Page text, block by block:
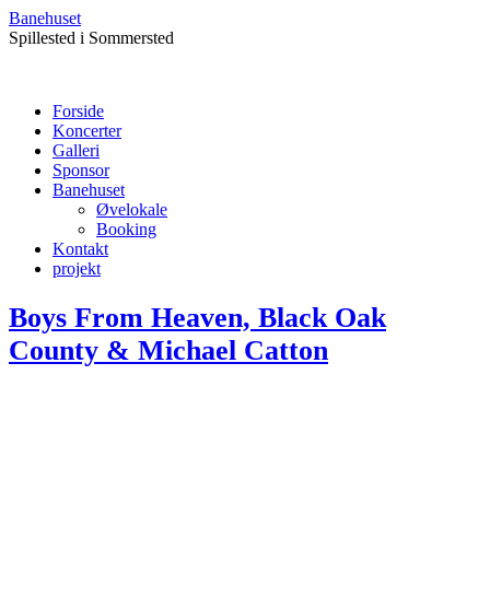
Banehuset
Spillested i Sommersted
Forside
Koncerter
Galleri
Sponsor
Banehuset
Øvelokale
Booking
Kontakt
projekt
Boys From Heaven, Black Oak
County & Michael Catton